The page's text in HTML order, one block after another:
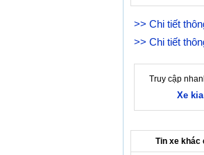
>> Chi tiết
>> Chi tiết
Truy cập
Xe
Tin xe khác